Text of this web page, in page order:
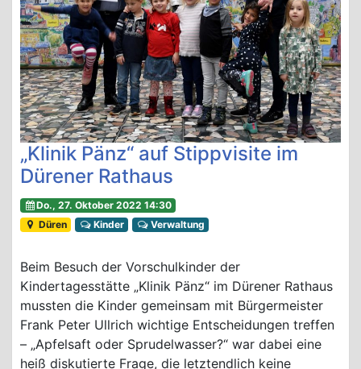
„Klinik Pänz“ auf Stippvisite im
Dürener Rathaus
Do., 27. Oktober 2022 14:30
Düren
Kinder Verwaltung
Beim Besuch der Vorschulkinder der
Kindertagesstätte „Klinik Pänz“ im Dürener Rathaus
mussten die Kinder gemeinsam mit Bürgermeister
Frank Peter Ullrich wichtige Entscheidungen treffen
– „Apfelsaft oder Sprudelwasser?“ war dabei eine
heiß diskutierte Frage, die letztendlich keine